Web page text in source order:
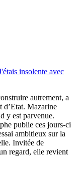
insolente avec
autrement, a
d’Etat. Mazarine
y est parvenue.
publie ces jours-ci
ambitieux sur la
Invitée de
regard, elle revient